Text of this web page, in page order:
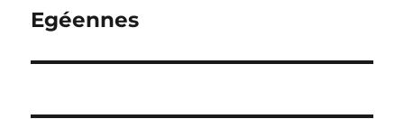
Publication
Egéennes